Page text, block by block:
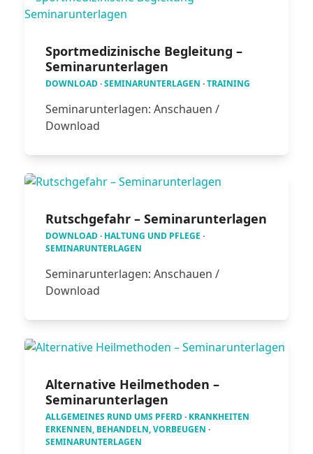
Sportmedizinische Begleitung –
Seminarunterlagen
DOWNLOAD·SEMINARUNTERLAGEN ·TRAINING
Seminarunterlagen: Anschauen /
Download
Rutschgefahr – Seminarunterlagen
DOWNLOAD· HALTUNG UND PFLEGE ·
SEMINARUNTERLAGEN
Seminarunterlagen: Anschauen /
Download
Alternative Heilmethoden –
Seminarunterlagen
ALLGEMEINES RUND UMS PFERD· KRANKHEITEN
ERKENNEN, BEHANDELN, VORBEUGEN ·
SEMINARUNTERLAGEN